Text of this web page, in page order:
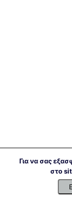
Για να σας
στο